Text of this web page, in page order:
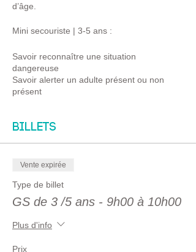
d’âge.
Mini secouriste | 3-5 ans :
Savoir reconnaître une situation
dangereuse
Savoir alerter un adulte présent ou non
présent
Petit secouriste | 6-8 ans :
Savoir se mettre hors de danger
Savoir protéger
Savoir intervenir sur un saignement, une
Billets
Vente expirée
Type de billet
GS de 3 /5 ans - 9h00 à 10h00
Plus d'info
Prix